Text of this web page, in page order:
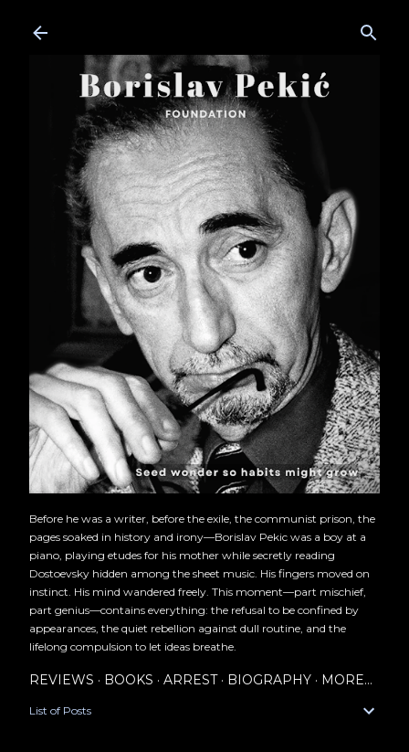
Before he was a writer, before the exile, the communist prison, the
pages soaked in history and irony—Borislav Pekic was a boy at a
piano, playing etudes for his mother while secretly reading
Dostoevsky hidden among the sheet music. His fingers moved on
instinct. His mind wandered freely. This moment—part mischief,
part genius—contains everything: the refusal to be confined by
appearances, the quiet rebellion against dull routine, and the
lifelong compulsion to let ideas breathe.
REVIEWS BOOKS ARREST BIOGRAPHY MORE…
List of Posts